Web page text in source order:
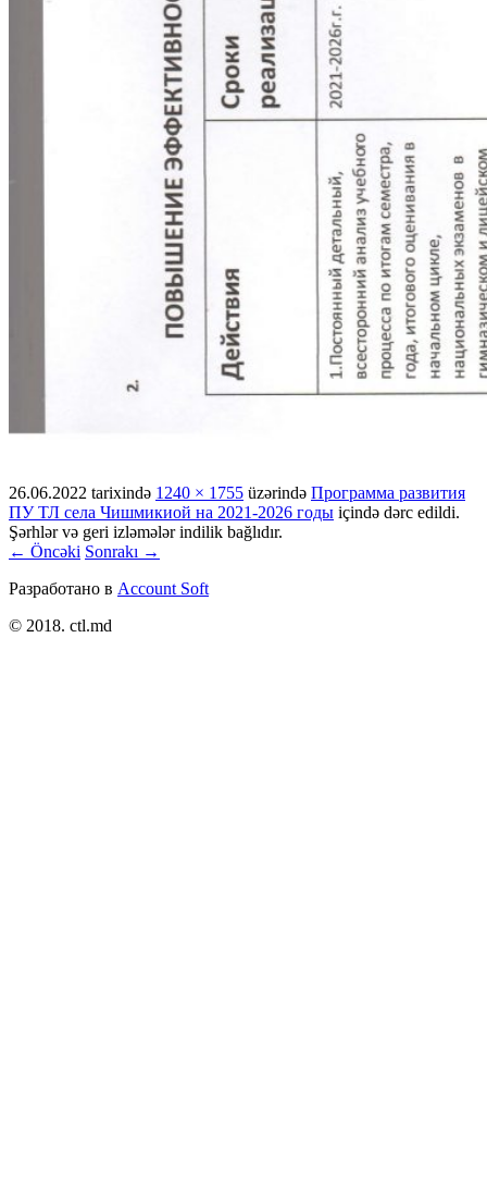
26.06.2022 tarixində 1240 × 1755 üzərində Программа развития
ПУ ТЛ села Чишмикиой на 2021-2026 годы içində dərc edildi.
Şərhlər və geri izləmələr indilik bağlıdır.
← Öncəki Sonrakı →
Разработано в Account Soft
© 2018. ctl.md